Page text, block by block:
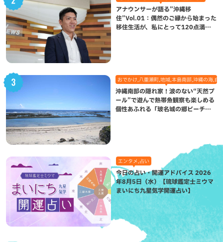
アナウンサーが語る”沖縄移
住”Vol.01：偶然のご縁から始まった
移住生活が、私にとって120点満点
おでかけ,八重瀬町,地域,本島南部,沖縄の海,自
沖縄南部の隠れ家！波のない“天然プ
ール”で遊んで熱帯魚観察も楽しめる
個性あふれる「玻名城の郷ビーチ」
エンタメ,占い
今日の占い・開運アドバイス 2026
年8月5日（水）【琉球鑑定士ミウマ
まいにち九星気学開運占い】